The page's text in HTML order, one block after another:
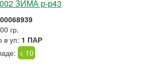
ЗИМА р-р43
гр.
в уп: 1 ПАР
< 10